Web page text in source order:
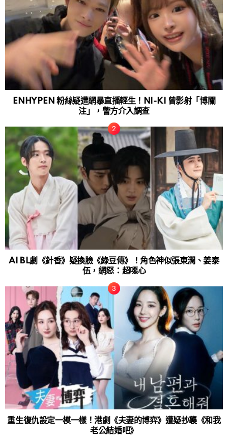
ENHYPEN 粉絲疑遭網暴直播輕生！NI-KI 曾影射「博關
注」，警方介入調查
AI BL劇《針香》疑換臉《綠豆傳》！角色神似張東潤、姜泰
伍，網怒：超噁心
重生復仇設定一模一樣！港劇《夫妻的博弈》遭疑抄襲《和我
老公結婚吧》